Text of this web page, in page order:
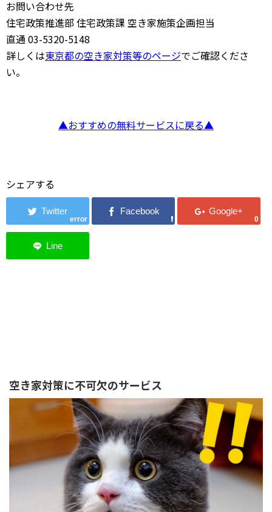
お問い合わせ先
住宅政策推進部 住宅政策課 空き家施策企画担当
直通 03-5320-5148
詳しくは東京都の空き家対策等のページでご確認くださ
い。
▲おすすめの無料サービスに戻る▲
シェアする
error 0
空き家対策に不可欠のサービス